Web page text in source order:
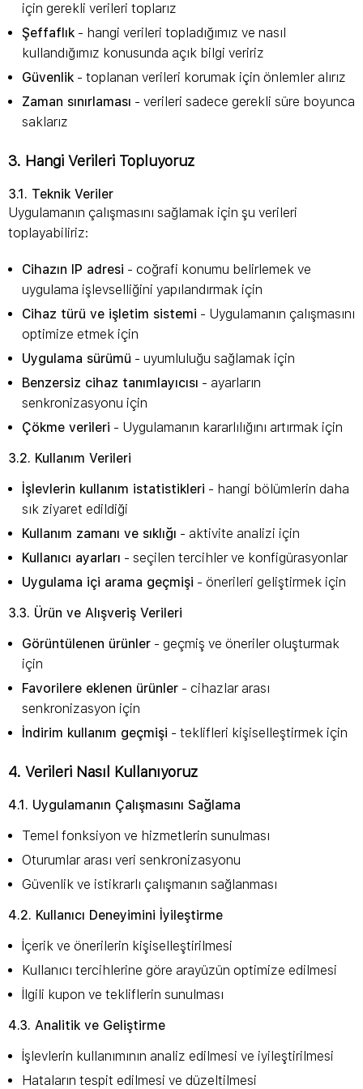
için gerekli verileri toplarız
Şeffaflık - hangi verileri topladığımız ve nasıl
kullandığımız konusunda açık bilgi veririz
Güvenlik - toplanan verileri korumak için önlemler alırız
Zaman sınırlaması - verileri sadece gerekli süre boyunca
saklarız
3. Hangi Verileri Topluyoruz
3.1. Teknik Veriler
Uygulamanın çalışmasını sağlamak için şu verileri
toplayabiliriz:
Cihazın IP adresi - coğrafi konumu belirlemek ve
uygulama işlevselliğini yapılandırmak için
Cihaz türü ve işletim sistemi - Uygulamanın çalışmasını
optimize etmek için
Uygulama sürümü - uyumluluğu sağlamak için
Benzersiz cihaz tanımlayıcısı - ayarların
senkronizasyonu için
Çökme verileri - Uygulamanın kararlılığını artırmak için
3.2. Kullanım Verileri
İşlevlerin kullanım istatistikleri - hangi bölümlerin daha
sık ziyaret edildiği
Kullanım zamanı ve sıklığı - aktivite analizi için
Kullanıcı ayarları - seçilen tercihler ve konfigürasyonlar
Uygulama içi arama geçmişi - önerileri geliştirmek için
3.3. Ürün ve Alışveriş Verileri
Görüntülenen ürünler - geçmiş ve öneriler oluşturmak
için
Favorilere eklenen ürünler - cihazlar arası
senkronizasyon için
İndirim kullanım geçmişi - teklifleri kişiselleştirmek için
4. Verileri Nasıl Kullanıyoruz
4.1. Uygulamanın Çalışmasını Sağlama
Temel fonksiyon ve hizmetlerin sunulması
Oturumlar arası veri senkronizasyonu
Güvenlik ve istikrarlı çalışmanın sağlanması
4.2. Kullanıcı Deneyimini İyileştirme
İçerik ve önerilerin kişiselleştirilmesi
Kullanıcı tercihlerine göre arayüzün optimize edilmesi
İlgili kupon ve tekliflerin sunulması
4.3. Analitik ve Geliştirme
İşlevlerin kullanımının analiz edilmesi ve iyileştirilmesi
Hataların tespit edilmesi ve düzeltilmesi